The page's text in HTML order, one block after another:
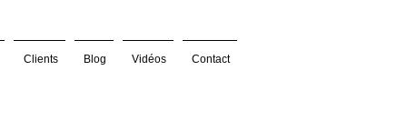
Clients Blog Vidéos Contact